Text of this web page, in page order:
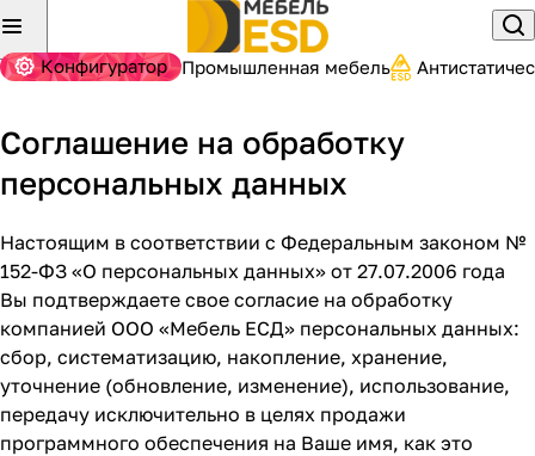
Конфигуратор Промышленная мебель
Соглашение на обработку
персональных данных
Настоящим в соответствии с Федеральным законом №
152-ФЗ «О персональных данных» от 27.07.2006 года
Вы подтверждаете свое согласие на обработку
компанией ООО «Мебель ЕСД» персональных данных:
сбор, систематизацию, накопление, хранение,
уточнение (обновление, изменение), использование,
передачу исключительно в целях продажи
программного обеспечения на Ваше имя, как это